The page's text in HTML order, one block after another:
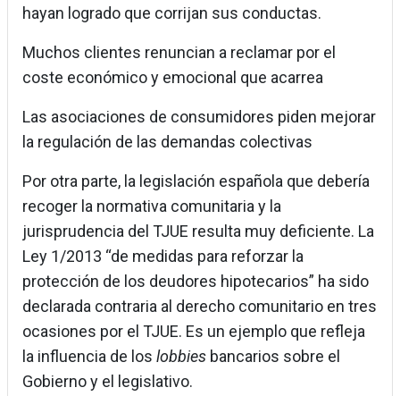
hayan logrado que corrijan sus conductas.
Muchos clientes renuncian a reclamar por el
coste económico y emocional que acarrea
Las asociaciones de consumidores piden mejorar
la regulación de las demandas colectivas
Por otra parte, la legislación española que debería
recoger la normativa comunitaria y la
jurisprudencia del TJUE resulta muy deficiente. La
Ley 1/2013 “de medidas para reforzar la
protección de los deudores hipotecarios” ha sido
declarada contraria al derecho comunitario en tres
ocasiones por el TJUE. Es un ejemplo que refleja
la influencia de los lobbies bancarios sobre el
Gobierno y el legislativo.